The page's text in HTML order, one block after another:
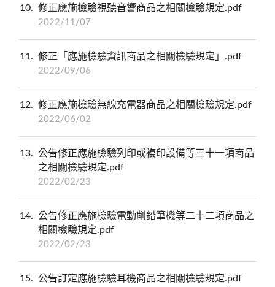
10 修正應施檢驗視聽音響商品之相關檢驗規定.pdf
2022/11/07
11 修正「應施檢驗資訊商品之相關檢驗規定」.pdf
2022/09/06
12 修正應施檢驗無線充電器商品之相關檢驗規定.pdf
2022/06/02
13
公告修正應施檢驗列印或複印設備等三十一項商品
之相關檢驗規定.pdf
2022/02/23
14
公告修正應施檢驗電動削鉛筆機等二十二項商品之
相關檢驗規定.pdf
2022/02/23
15 公告訂定應施檢驗耳機商品之相關檢驗規定.pdf